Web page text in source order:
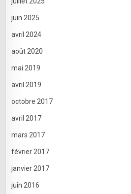
juin 2025
avril 2024
août 2020
mai 2019
avril 2019
octobre 2017
avril 2017
mars 2017
février 2017
janvier 2017
juin 2016